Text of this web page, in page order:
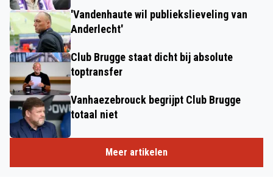
'Vandenhaute wil publiekslieveling van
Anderlecht'
Club Brugge staat dicht bij absolute
toptransfer
Vanhaezebrouck begrijpt Club Brugge
totaal niet
Meer artikelen